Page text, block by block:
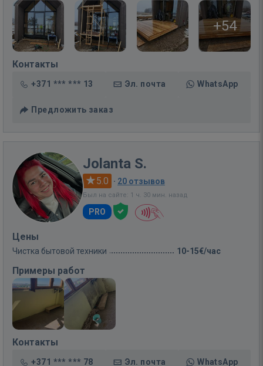
+54
Контакты
+371 *** *** 13 Эл. почта WhatsApp
Предложить заказ
Jolanta S.
5.0 · 20 отзывов
Был на сайте: 1 ч. 30 мин. назад
PRO
Цены
Чистка бытовой техники 10-15€/час
Примеры работ
Контакты
+371 *** *** 78 Эл. почта WhatsApp